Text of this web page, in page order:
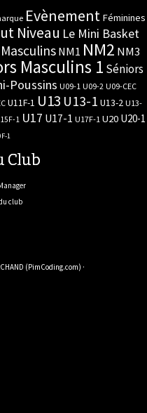
Evènement Féminines
Niveau Le Mini Basket
Masculins NM1 NM2 NM3
Masculins 1 Séniors
Poussins U09-1 U09-2 U09-CEC
U11F-1 U13 U13-1 U13-2 U13-
1 U17 U17-1 U17F-1 U20 U20-1
1
Club
club
(PimCoding.com) ·